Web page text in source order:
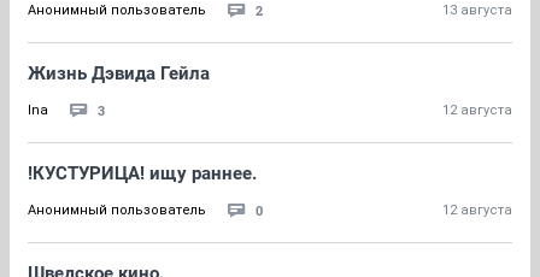
Анонимный пользователь 2 13 августа
Жизнь Дэвида Гейла
Ina 3 12 августа
!КУСТУРИЦА! ищу раннее.
Анонимный пользователь 0 12 августа